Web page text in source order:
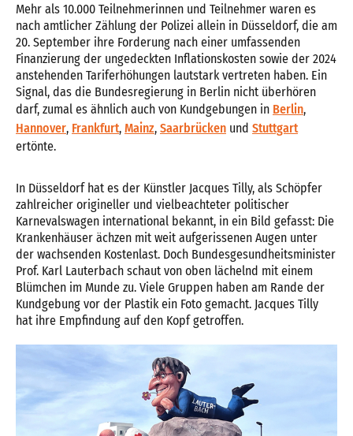
Mehr als 10.000 Teilnehmerinnen und Teilnehmer waren es
nach amtlicher Zählung der Polizei allein in Düsseldorf, die am
20. September ihre Forderung nach einer umfassenden
Finanzierung der ungedeckten Inflationskosten sowie der 2024
anstehenden Tariferhöhungen lautstark vertreten haben. Ein
Signal, das die Bundesregierung in Berlin nicht überhören
darf, zumal es ähnlich auch von Kundgebungen in Berlin,
Hannover, Frankfurt, Mainz, Saarbrücken und Stuttgart
ertönte.
In Düsseldorf hat es der Künstler Jacques Tilly, als Schöpfer
zahlreicher origineller und vielbeachteter politischer
Karnevalswagen international bekannt, in ein Bild gefasst: Die
Krankenhäuser ächzen mit weit aufgerissenen Augen unter
der wachsenden Kostenlast. Doch Bundesgesundheitsminister
Prof. Karl Lauterbach schaut von oben lächelnd mit einem
Blümchen im Munde zu. Viele Gruppen haben am Rande der
Kundgebung vor der Plastik ein Foto gemacht. Jacques Tilly
hat ihre Empfindung auf den Kopf getroffen.